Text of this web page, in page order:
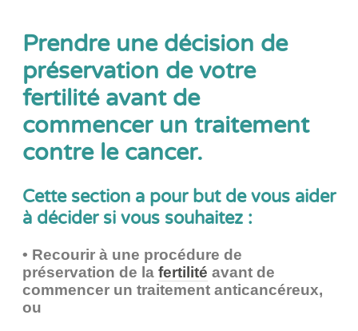
Prendre une décision de
préservation de votre
fertilité avant de
commencer un traitement
contre le cancer.
Cette section a pour but de vous aider
à décider si vous souhaitez :
• Recourir à une procédure de
préservation de la fertilité avant de
commencer un traitement anticancéreux,
ou